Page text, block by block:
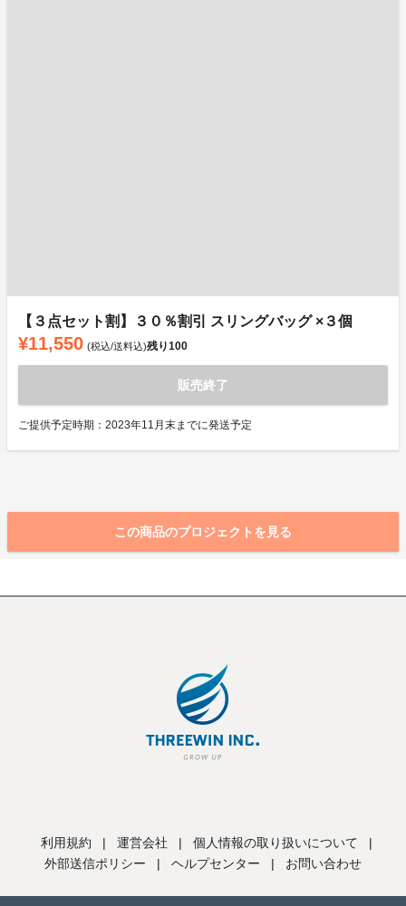
【３点セット割】３０％割引 スリングバッグ ×３個
¥11,550 (税込/送料込)残り100
販売終了
ご提供予定時期：2023年11月末までに発送予定
この商品のプロジェクトを見る
利用規約 | 運営会社 | 個人情報の取り扱いについて
|
外部送信ポリシー
| ヘルプセンター | お問い合わせ